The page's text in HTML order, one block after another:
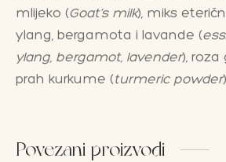
mlijeko (Goat’s milk), miks
ylang, bergamota i lavande (
ylang, bergamot, lavender), roza
prah kurkume (turmeric powder
Povezani proizvodi